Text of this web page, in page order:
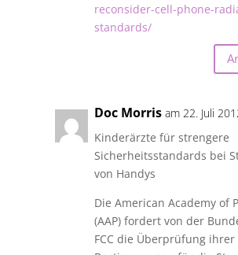
reconsider-cell-phone-
standards/
Doc Morris am 22. Juli
Kinderärzte für strengere
Sicherheitsstandards bei
von Handys
Die American Academy of
(AAP) fordert von der
FCC die Überprüfung ihrer